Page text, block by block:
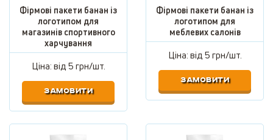
Фірмові пакети банан із
логотипом для
магазинів спортивного
харчування
Ціна: від5 грн/шт.
ЗАМОВИТИ
Фірмові пакети банан із
логотипом для
меблевих салонів
Ціна: від5 грн/шт.
ЗАМОВИТИ